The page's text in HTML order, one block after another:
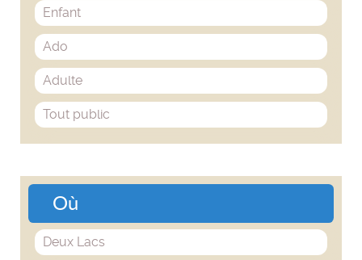
Enfant
Ado
Adulte
Tout public
Où
Deux Lacs